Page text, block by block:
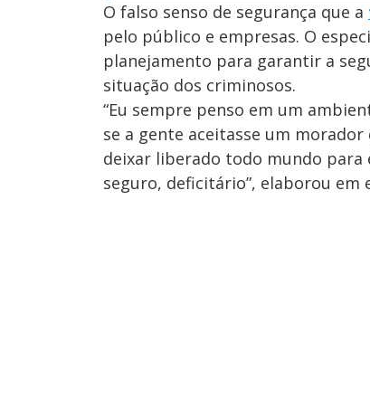
O falso senso de segurança que a
pelo público e empresas. O
planejamento para garantir a
situação dos criminosos.
“Eu sempre penso em um
se a gente aceitasse um
deixar liberado todo mundo para
seguro, deficitário”, elaborou em